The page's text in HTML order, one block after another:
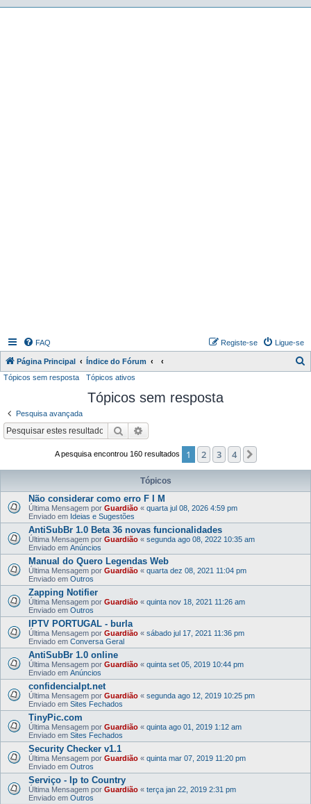
FAQ Ligue-se
Registe-se
Página Principal Índice do Fórum
r
Tópicos sem resposta Tópicos ativos
Tópicos sem resposta
Pesquisa avançada
Pesquisar
A pesquisa encontrou 160 resultados 1 2 3 4
Tópicos
Não considerar como erro F I M
Última Mensagem por Guardião « quarta jul 08, 2026 4:59 pm
Enviado em Ideias e Sugestões
AntiSubBr 1.0 Beta 36 novas funcionalidades
Última Mensagem por Guardião « segunda ago 08, 2022 10:35 am
Enviado em Anúncios
Manual do Quero Legendas Web
Última Mensagem por Guardião « quarta dez 08, 2021 11:04 pm
Enviado em Outros
Zapping Notifier
Última Mensagem por Guardião « quinta nov 18, 2021 11:26 am
Enviado em Outros
IPTV PORTUGAL - burla
Última Mensagem por Guardião « sábado jul 17, 2021 11:36 pm
Enviado em Conversa Geral
AntiSubBr 1.0 online
Última Mensagem por Guardião « quinta set 05, 2019 10:44 pm
Enviado em Anúncios
confidencialpt.net
Última Mensagem por Guardião « segunda ago 12, 2019 10:25 pm
Enviado em Sites Fechados
TinyPic.com
Última Mensagem por Guardião « quinta ago 01, 2019 1:12 am
Enviado em Sites Fechados
Security Checker v1.1
Última Mensagem por Guardião « quinta mar 07, 2019 11:20 pm
Enviado em Outros
Serviço - Ip to Country
Última Mensagem por Guardião « terça jan 22, 2019 2:31 pm
Enviado em Outros